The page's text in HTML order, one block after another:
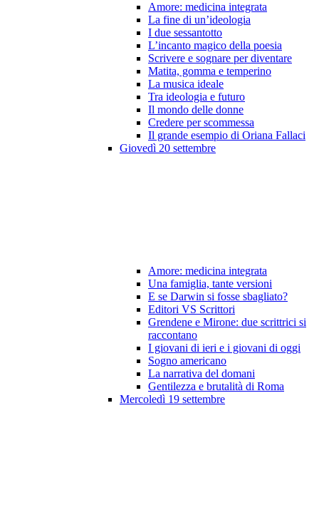
Amore: medicina integrata
La fine di un’ideologia
I due sessantotto
L’incanto magico della poesia
Scrivere e sognare per diventare
Matita, gomma e temperino
La musica ideale
Tra ideologia e futuro
Il mondo delle donne
Credere per scommessa
Il grande esempio di Oriana Fallaci
Giovedì 20 settembre
Amore: medicina integrata
Una famiglia, tante versioni
E se Darwin si fosse sbagliato?
Editori VS Scrittori
Grendene e Mirone: due scrittrici si
raccontano
I giovani di ieri e i giovani di oggi
Sogno americano
La narrativa del domani
Gentilezza e brutalità di Roma
Mercoledì 19 settembre